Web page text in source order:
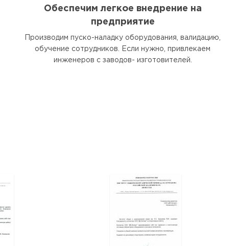
Обеспечим легкое внедрение на
предприятие
Производим пуско-наладку оборудования, валидацию,
обучение сотрудников. Если нужно, привлекаем
инженеров с заводов- изготовителей.